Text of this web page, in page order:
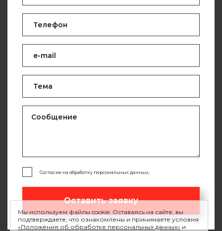
Согласие на обработку персональных данных.
Оставить заявку
Мы используем файлы cookie. Оставаясь на сайте, вы
подтверждаете, что ознакомлены и принимаете условия
«Положения об обработке персональных данных» и